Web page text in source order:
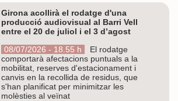
Girona acollirà el rodatge d'una
producció audiovisual al Barri Vell
entre el 20 de juliol i el 3 d’agost
08/07/2026 - 18.55 h
El rodatge
comportarà afectacions puntuals a la
mobilitat, reserves d'estacionament i
canvis en la recollida de residus, que
s'han planificat per minimitzar les
molèsties al veïnat